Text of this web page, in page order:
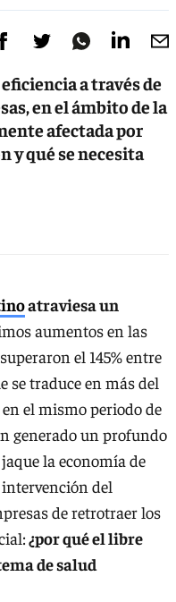
a través de
en el ámbito de la
afectada por
y qué se necesita
atraviesa un
aumentos en las
el 145% entre
se traduce en más del
el mismo periodo de
generado un profundo
la economía de
del
de retrotraer los
¿por qué el libre
de salud